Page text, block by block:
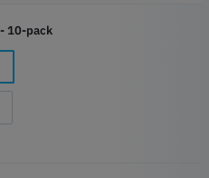
kuten silikoni
10-pack